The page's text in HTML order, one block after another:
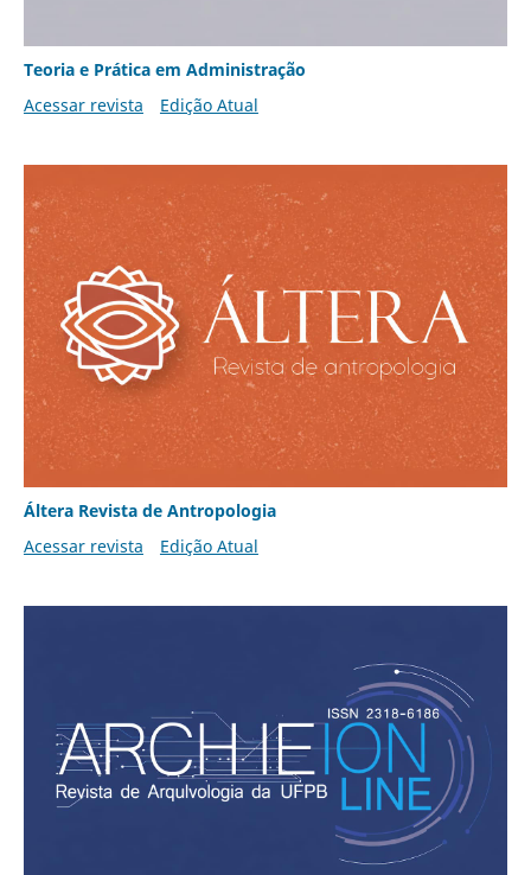
Teoria e Prática em Administração
Acessar revista
Edição Atual
Áltera Revista de Antropologia
Acessar revista
Edição Atual